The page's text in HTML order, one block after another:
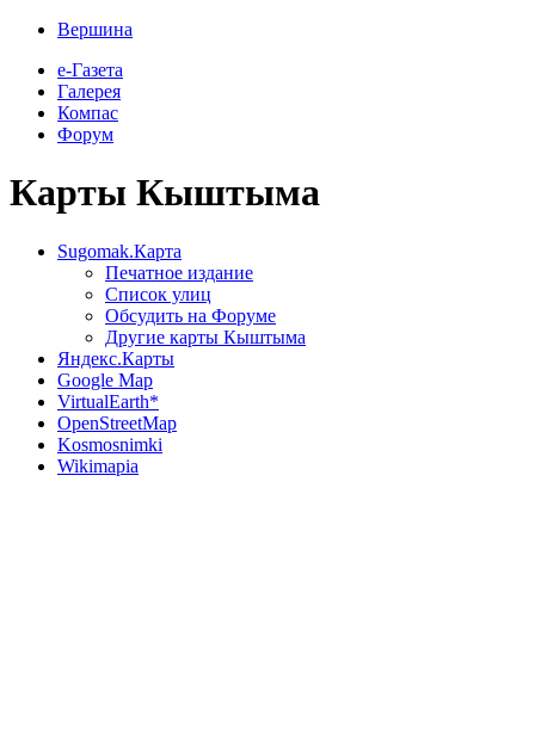
Вершина
е-Газета
Галерея
Компас
Форум
Карты Кыштыма
Sugomak.Карта
Печатное издание
Список улиц
Обсудить на Форуме
Другие карты Кыштыма
Яндекс.Карты
Google Map
VirtualEarth*
OpenStreetMap
Kosmosnimki
Wikimapia